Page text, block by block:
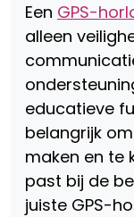
Een GPS-
alleen
educatieve
belangrijk
maken en te
past bij de
juiste GPS-